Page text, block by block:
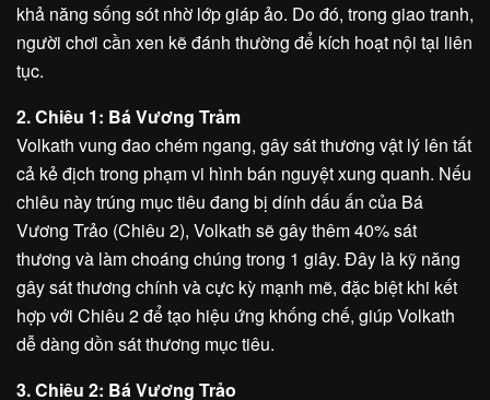
khả năng sống sót nhờ lớp giáp ảo. Do đó, trong giao tranh,
người chơi cần xen kẽ đánh thường để kích hoạt nội tại liên
tục.
2. Chiêu 1: Bá Vương Trảm
Volkath vung đao chém ngang, gây sát thương vật lý lên tất
cả kẻ địch trong phạm vi hình bán nguyệt xung quanh. Nếu
chiêu này trúng mục tiêu đang bị dính dấu ấn của Bá
Vương Trảo (Chiêu 2), Volkath sẽ gây thêm 40% sát
thương và làm choáng chúng trong 1 giây. Đây là kỹ năng
gây sát thương chính và cực kỳ mạnh mẽ, đặc biệt khi kết
hợp với Chiêu 2 để tạo hiệu ứng khống chế, giúp Volkath
dễ dàng dồn sát thương mục tiêu.
3. Chiêu 2: Bá Vương Trảo